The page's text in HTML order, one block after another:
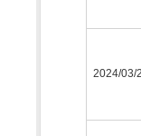
2024/03/